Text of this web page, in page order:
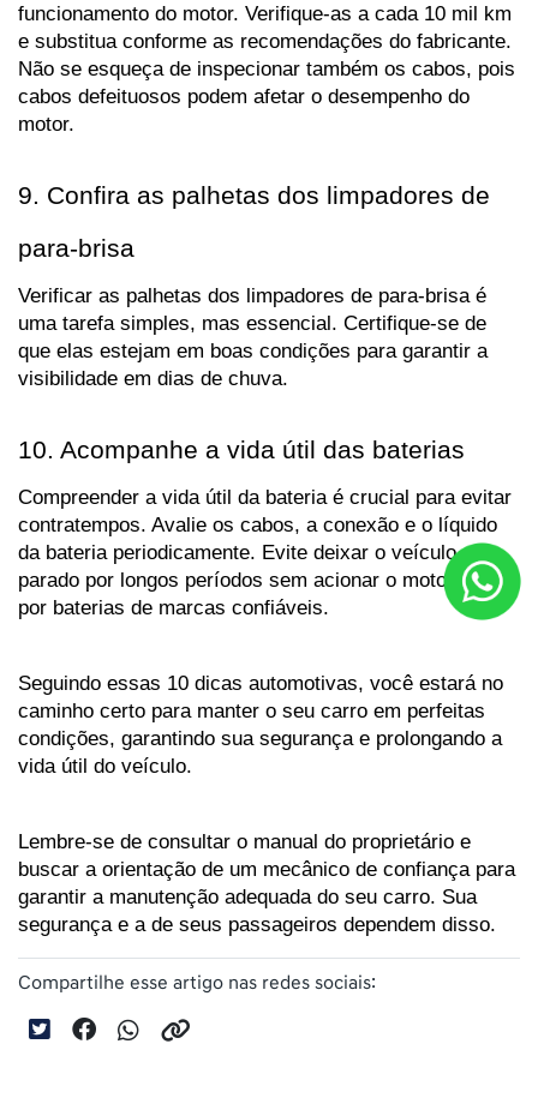
funcionamento do motor. Verifique-as a cada 10 mil km
e substitua conforme as recomendações do fabricante.
Não se esqueça de inspecionar também os cabos, pois
cabos defeituosos podem afetar o desempenho do
motor.
9. Confira as palhetas dos limpadores de
para-brisa
Verificar as palhetas dos limpadores de para-brisa é
uma tarefa simples, mas essencial. Certifique-se de
que elas estejam em boas condições para garantir a
visibilidade em dias de chuva.
10. Acompanhe a vida útil das baterias
Compreender a vida útil da bateria é crucial para evitar
contratempos. Avalie os cabos, a conexão e o líquido
da bateria periodicamente. Evite deixar o veículo
parado por longos períodos sem acionar o motor e opte
por baterias de marcas confiáveis.
Seguindo essas 10 dicas automotivas, você estará no
caminho certo para manter o seu carro em perfeitas
condições, garantindo sua segurança e prolongando a
vida útil do veículo.
Lembre-se de consultar o manual do proprietário e
buscar a orientação de um mecânico de confiança para
garantir a manutenção adequada do seu carro. Sua
segurança e a de seus passageiros dependem disso.
Compartilhe esse artigo nas redes sociais: